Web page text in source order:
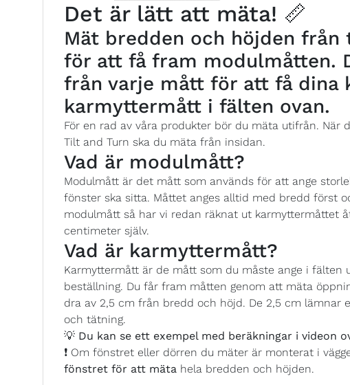
Det är lätt att mäta! 📏
Mät bredden och höjden
för att få fram modulmåtten.
från varje mått för att få dina
karmyttermått i fälten ovan.
För en rad av våra produkter bör du mäta utifrån. När
Tilt and Turn ska du mäta från insidan.
Vad är modulmått?
Modulmått är det mått som används för att ange
fönster ska sitta. Måttet anges alltid med bredd först
modulmått så har vi redan räknat ut karmyttermåttet
centimeter själv.
Vad är karmyttermått?
Karmyttermått är de mått som du måste ange i fälten
beställning. Du får fram måtten genom att mäta
dra av 2,5 cm från bredd och höjd. De 2,5 cm lämnar
och tätning.
💡 Du kan se ett exempel med beräkningar i videon
❗ Om fönstret eller dörren du mäter är monterat i
fönstret för att mäta hela bredden och höjden.